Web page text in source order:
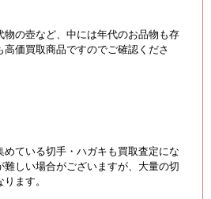
物の壺など、中には年代のお品物も存
価買取商品ですのでご確認くださ
ている切手・ハガキも買取査定にな
難しい場合がございますが、大量の切
ます。